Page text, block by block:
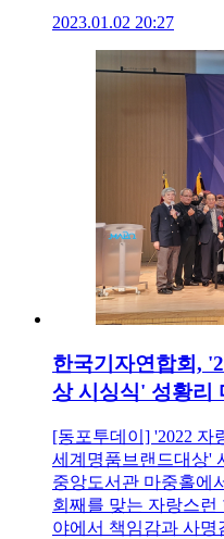
2023.01.02 20:27
한국기자연합회,
상 시싱식' 성황리
[동포투데이] '2022 자
세계명품브랜드대상'
중앙도서관 마중홀에
회째를 맞는 자랑스
야에서 책임감과 사명